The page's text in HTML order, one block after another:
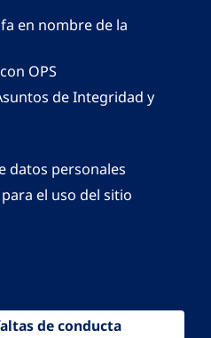
en nombre de la
OPS
de Integridad y
datos personales
el uso del sitio
de conducta